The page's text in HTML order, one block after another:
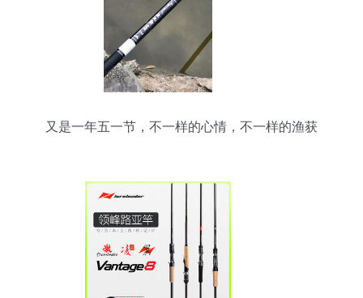
又是一年五一节，不一样的心情，不一样的渔获